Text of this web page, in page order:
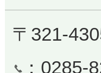
〒321-
：